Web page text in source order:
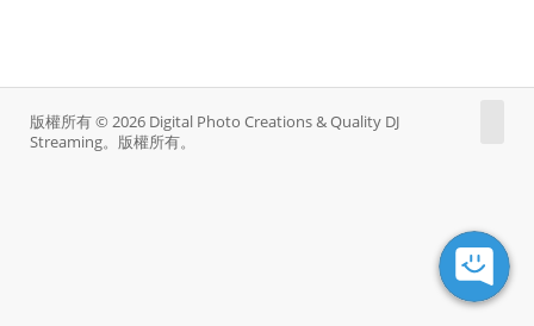
版權所有 © 2026 Digital Photo Creations & Quality DJ
Streaming。版權所有。